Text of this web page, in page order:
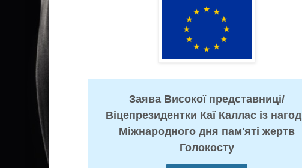
Заява Високої представниці/
Віцепрезидентки Каї Каллас із
Міжнародного дня пам'яті жертв
Голокосту